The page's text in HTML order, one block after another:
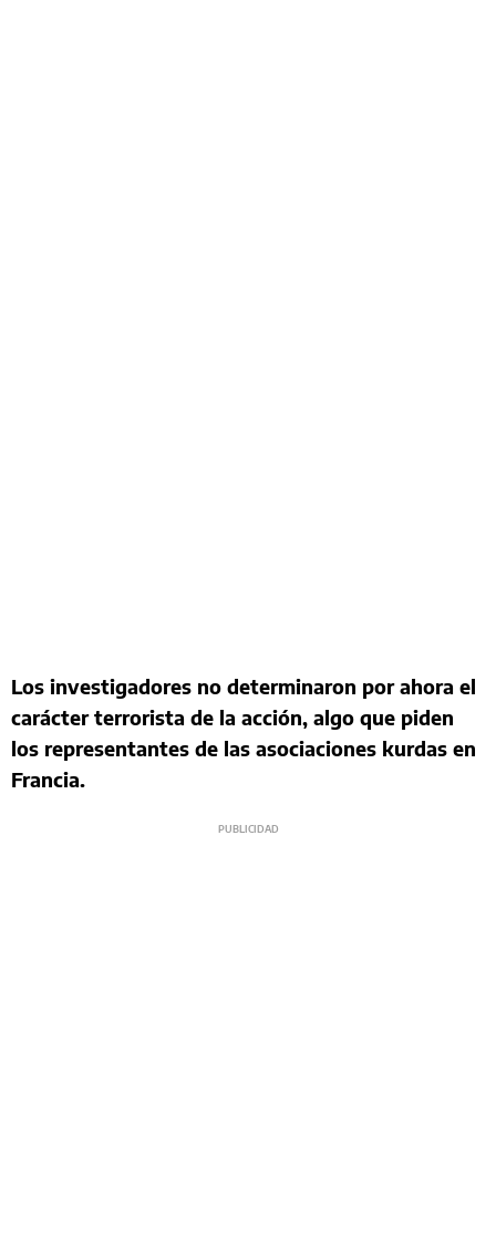
Los investigadores no determinaron por ahora el
carácter terrorista de la acción, algo que piden
los representantes de las asociaciones kurdas en
Francia.